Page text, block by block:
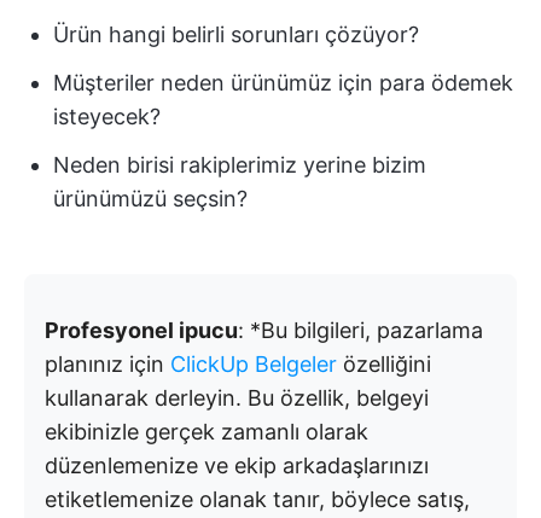
Ürün hangi belirli sorunları çözüyor?
Müşteriler neden ürünümüz için para ödemek
isteyecek?
Neden birisi rakiplerimiz yerine bizim
ürünümüzü seçsin?
Profesyonel ipucu: *Bu bilgileri, pazarlama
planınız için ClickUp Belgeler özelliğini
kullanarak derleyin. Bu özellik, belgeyi
ekibinizle gerçek zamanlı olarak
düzenlemenize ve ekip arkadaşlarınızı
etiketlemenize olanak tanır, böylece satış,